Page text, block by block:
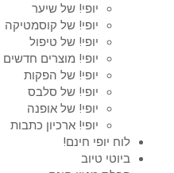
יופי! של שיער
יופי! של קוסמטיקה
יופי! של טיפול
יופי! מוצרים חדשים
יופי! של הפקות
יופי! של סלבס
יופי! של אופנה
יופי! ארכיון כתבות
לוח יופי חינם!
ביוטי טיוב